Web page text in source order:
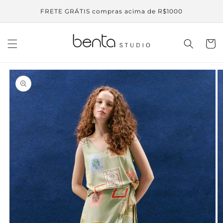
FRETE GRÁTIS compras acima de R$1000
informações
do produto